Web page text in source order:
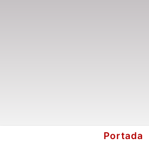
Portada